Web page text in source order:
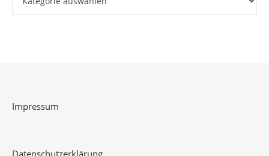
Impressum
Datenschutzerklärung